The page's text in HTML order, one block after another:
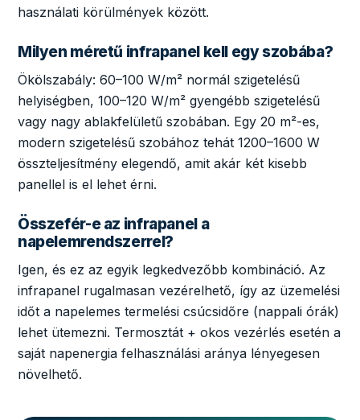
használati körülmények között.
Milyen méretű infrapanel kell egy szobába?
Ökölszabály: 60–100 W/m² normál szigetelésű
helyiségben, 100–120 W/m² gyengébb szigetelésű
vagy nagy ablakfelületű szobában. Egy 20 m²-es,
modern szigetelésű szobához tehát 1200–1600 W
összteljesítmény elegendő, amit akár két kisebb
panellel is el lehet érni.
Összefér-e az infrapanel a
napelemrendszerrel?
Igen, és ez az egyik legkedvezőbb kombináció. Az
infrapanel rugalmasan vezérelhető, így az üzemelési
időt a napelemes termelési csúcsidőre (nappali órák)
lehet ütemezni. Termosztát + okos vezérlés esetén a
saját napenergia felhasználási aránya lényegesen
növelhető.